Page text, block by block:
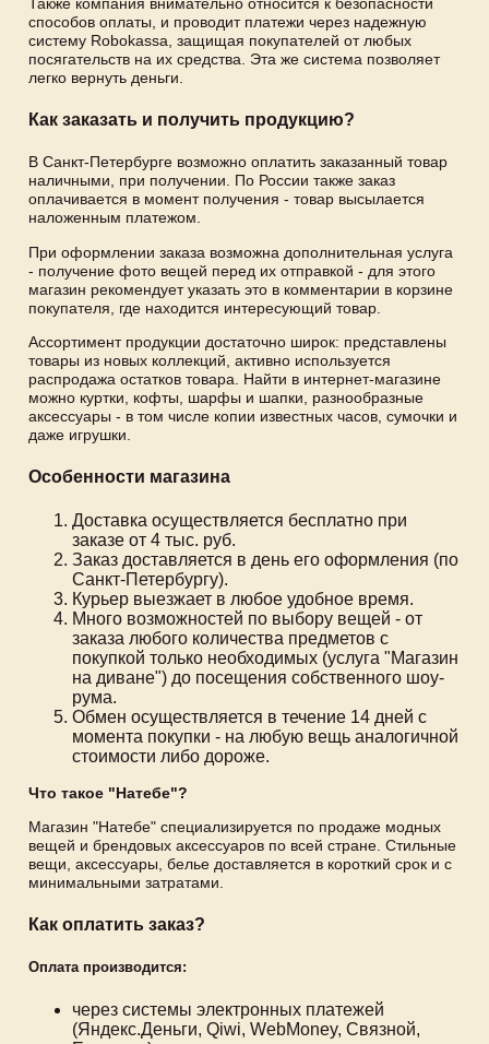
способов оплаты, и проводит платежи через надежную
систему Robokassa, защищая покупателей от любых
посягательств на их средства. Эта же система позволяет
легко вернуть деньги.
Как заказать и получить продукцию?
В Санкт-Петербурге возможно оплатить заказанный товар
наличными, при получении. По России также заказ
оплачивается в момент получения - товар высылается
наложенным платежом.
При оформлении заказа возможна дополнительная услуга
- получение фото вещей перед их отправкой - для этого
магазин рекомендует указать это в комментарии в корзине
покупателя, где находится интересующий товар.
Ассортимент продукции достаточно широк: представлены
товары из новых коллекций, активно используется
распродажа остатков товара. Найти в интернет-магазине
можно куртки, кофты, шарфы и шапки, разнообразные
аксессуары - в том числе копии известных часов, сумочки и
даже игрушки.
Особенности магазина
Доставка осуществляется бесплатно при
заказе от 4 тыс. руб.
Заказ доставляется в день его оформления (по
Санкт-Петербургу).
Курьер выезжает в любое удобное время.
Много возможностей по выбору вещей - от
заказа любого количества предметов с
покупкой только необходимых (услуга "Магазин
на диване") до посещения собственного шоу-
рума.
Обмен осуществляется в течение 14 дней с
момента покупки - на любую вещь аналогичной
стоимости либо дороже.
Что такое "Натебе"?
Магазин "Натебе" специализируется по продаже модных
вещей и брендовых аксессуаров по всей стране. Стильные
вещи, аксессуары, белье доставляется в короткий срок и с
минимальными затратами.
Как оплатить заказ?
Оплата производится:
через системы электронных платежей
(Яндекс.Деньги, Qiwi, WebMoney, Связной,